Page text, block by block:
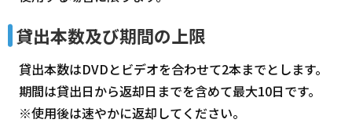
貸出本数及び期間の上限
貸出本数はDVDとビデオを合わせて2本までとします。
期間は貸出日から返却日までを含めて最大10日です。
※使用後は速やかに返却してください。